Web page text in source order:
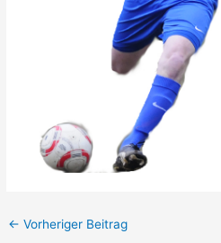
← Vorheriger Beitrag